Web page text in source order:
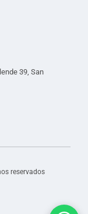
39, San
reservados